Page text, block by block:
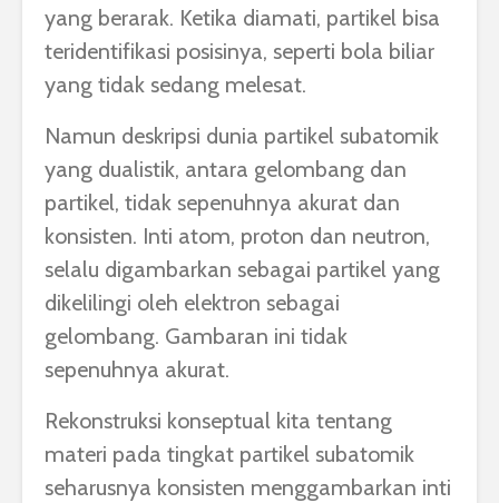
yang berarak. Ketika diamati, partikel bisa
teridentifikasi posisinya, seperti bola biliar
yang tidak sedang melesat.
Namun deskripsi dunia partikel subatomik
yang dualistik, antara gelombang dan
partikel, tidak sepenuhnya akurat dan
konsisten. Inti atom, proton dan neutron,
selalu digambarkan sebagai partikel yang
dikelilingi oleh elektron sebagai
gelombang. Gambaran ini tidak
sepenuhnya akurat.
Rekonstruksi konseptual kita tentang
materi pada tingkat partikel subatomik
seharusnya konsisten menggambarkan inti